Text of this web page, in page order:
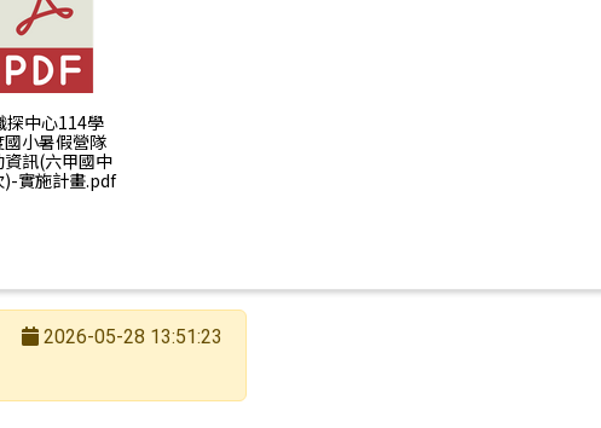
探中心114學
國小暑假營隊
資訊(六甲國中
)-實施計畫.pdf
2026-05-28 13:51:23